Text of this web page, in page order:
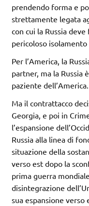
prendendo forma e
strettamente legata
con cui la Russia
pericoloso isolamento
Per l’America, la
partner, ma la Russia
paziente
Ma il contrattacco
Georgia, e poi in
l’espansione
Russia alla linea di
situazione della
verso est dopo la
prima guerra
disintegrazione
sua espansione verso